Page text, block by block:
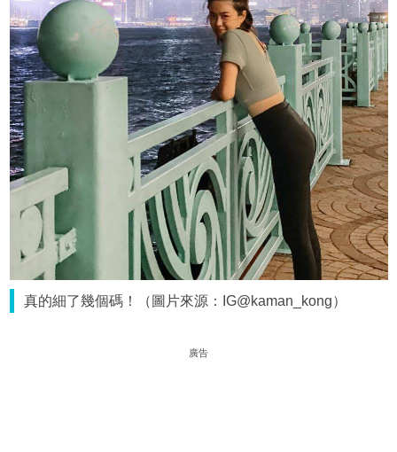
真的細了幾個碼！（圖片來源：IG@kaman_kong）
廣告